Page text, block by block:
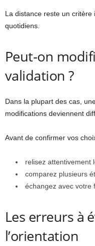
La distance reste un
quotidiens.
Peut-on
validation ?
Dans la plupart des cas,
modifications deviennent
Avant de confirmer vos
relisez attentivement
comparez plusieurs
échangez avec votre
Les erreurs à
l’orientation